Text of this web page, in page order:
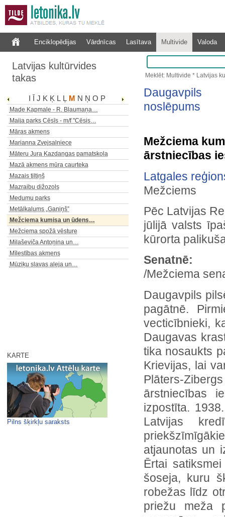
Enciklopēdijas Vārdnīcas Lasītava Multivide Valoda
Latvijas kultūrvides
takas
J K Ķ L Ļ M N Ņ O P
Made Kapmale - R. Blaumaņa…
Maija parks Cēsīs - m/f "Cēsis…
Māras akmens
Marianna Zvejsalniece
Māteru Jura Kazdangas pamatskola
Mazā akmens mūra caurteka
Mazais tiltiņš
Mazraibu dižozols
Medumu parks
Metālkalums „Ganiņš”
Mežciema kumisa un ūdens…
Mežciema spožā vēsture
Milaševiča Antoņina un…
Mīlestības akmens
Mūziķu slavas aleja un…
KARTE
Pilns šķirkļu saraksts
Meklēt: Multivide * Latvijas
Daugavpils
noslēpums
Mežciema
ārstniecības
Latgales
Mežciems
Pēc Latvijas
jūlijā valsts
kūrorta
Senatnē:
/Mežciema
Daugavpils
pagātnē.
vecticībnieki,
Daugavas
tika nosaukts
Krievijas, lai
Plāters-
ārstniecības
izpostīta.
Latvijas
atjaunotas un
Ērtai
šoseja, kuru
robežas līdz
priežu meža